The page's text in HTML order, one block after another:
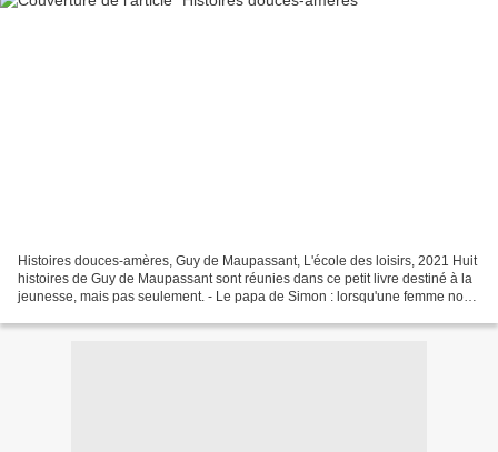
Histoires douces-amères, Guy de Maupassant, L'école des loisirs, 2021 Huit
histoires de Guy de Maupassant sont réunies dans ce petit livre destiné à la
jeunesse, mais pas seulement. - Le papa de Simon : lorsqu'une femme non